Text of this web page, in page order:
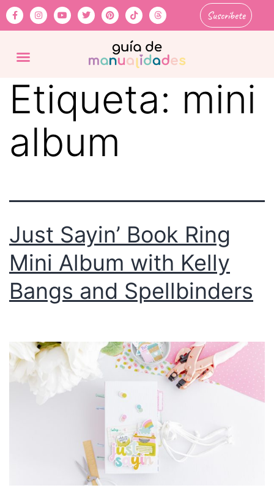
Suscríbete
Etiqueta: mini
album
Just Sayin’ Book Ring
Mini Album with Kelly
Bangs and Spellbinders